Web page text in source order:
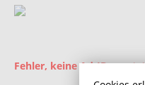
Fehler, keine Ad-ID